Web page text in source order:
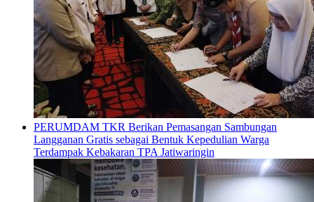
PERUMDAM TKR Berikan Pemasangan Sambungan
Langganan Gratis sebagai Bentuk Kepedulian Warga
Terdampak Kebakaran TPA Jatiwaringin